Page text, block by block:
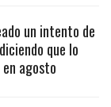
un intento de
que lo
en agosto